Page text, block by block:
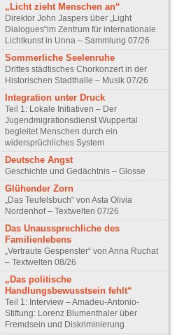
„Licht zieht Menschen an“
Direktor John Jaspers über „Light
Dialogues“im Zentrum für internationale
Lichtkunst in Unna – Sammlung 07/26
Sommerliche Seelenruhe
Drittes städtisches Chorkonzert in der
Historischen Stadthalle – Musik 07/26
Integration unter Druck
Teil 1: Lokale Initiativen – Der
Jugendmigrationsdienst Wuppertal
begleitet Menschen durch ein
widersprüchliches System
Deutsche Angst
Geschichte und Gedächtnis – Glosse
Glühender Zorn
„Das Teufelsbuch“ von Asta Olivia
Nordenhof – Textwelten 07/26
Das Unaussprechliche des
Familienlebens
„Vertraute Gespenster“ von Anna Ruchat
– Textwelten 08/26
„Das politische
Handlungsbewusstsein fehlt“
Teil 1: Interview – Amadeu-Antonio-
Stiftung: Lorenz Blumenthaler über
Fremdsein und Diskriminierung